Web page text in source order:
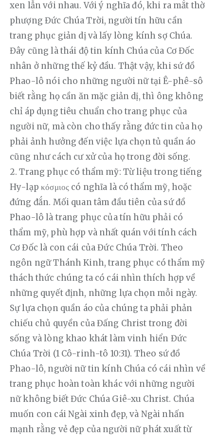
xen lẫn với nhau. Với ý nghĩa đó, khi ra mắt thờ
phượng Đức Chúa Trời, người tín hữu cần
trang phục giản dị và lấy lòng kính sợ Chúa.
Đây cũng là thái độ tin kính Chúa của Cơ Đốc
nhân ở những thế kỷ đầu. Thật vậy, khi sứ đồ
Phao-lô nói cho những người nữ tại Ê-phê-sô
biết rằng họ cần ăn mặc giản dị, thì ông không
chỉ áp dụng tiêu chuẩn cho trang phục của
người nữ, mà còn cho thấy rằng đức tin của họ
phải ảnh hưởng đến việc lựa chọn tủ quần áo
cũng như cách cư xử của họ trong đời sống.
2. Trang phục có thẩm mỹ: Từ liệu trong tiếng
Hy-lạp κόσμιος có nghĩa là có thẩm mỹ, hoặc
đứng đắn. Mối quan tâm đầu tiên của sứ đồ
Phao-lô là trang phục của tín hữu phải có
thẩm mỹ, phù hợp và nhất quán với tính cách
Cơ Đốc là con cái của Đức Chúa Trời. Theo
ngôn ngữ Thánh Kinh, trang phục có thẩm mỹ
thách thức chúng ta có cái nhìn thích hợp về
những quyết định, những lựa chọn mỗi ngày.
Sự lựa chọn quần áo của chúng ta phải phản
chiếu chủ quyền của Đấng Christ trong đời
sống và lòng khao khát làm vinh hiển Đức
Chúa Trời (1 Cô-rinh-tô 10:31). Theo sứ đồ
Phao-lô, người nữ tin kính Chúa có cái nhìn về
trang phục hoàn toàn khác với những người
nữ không biết Đức Chúa Giê-xu Christ. Chúa
muốn con cái Ngài xinh đẹp, và Ngài nhấn
mạnh rằng vẻ đẹp của người nữ phát xuất từ